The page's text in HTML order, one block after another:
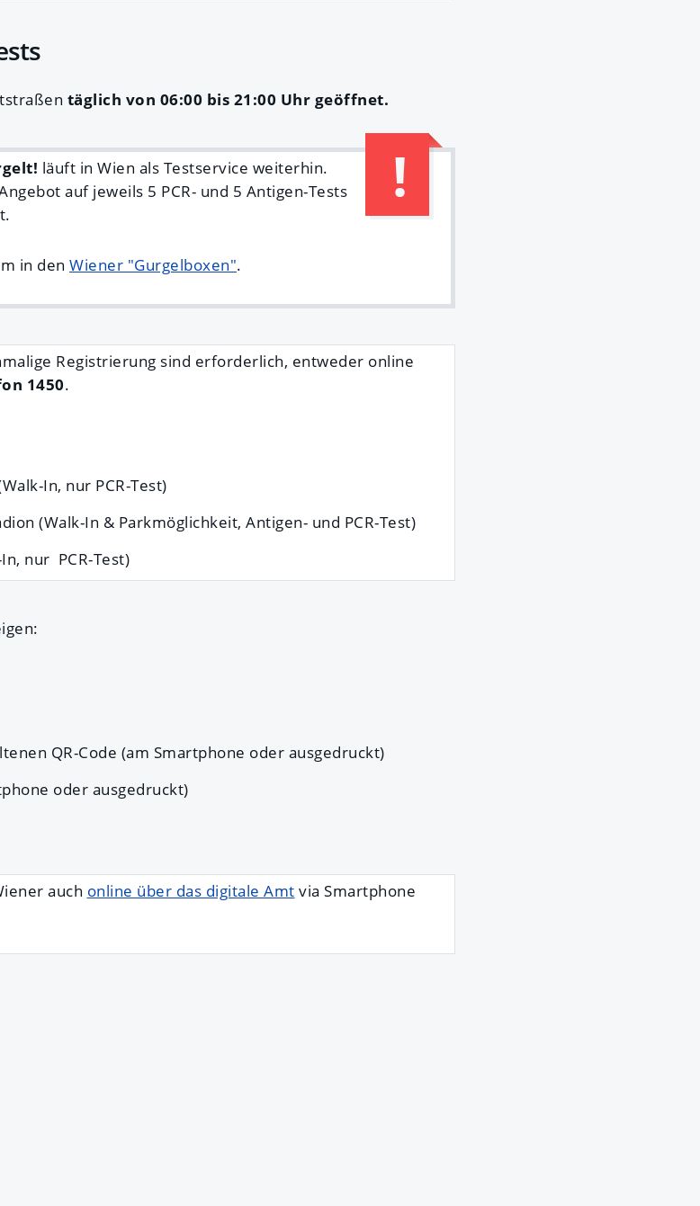
täglich von 06:00 bis 21:00 Uhr geöffnet.
läuft in Wien als Testservice weiterhin.
auf jeweils 5 PCR- und 5 Antigen-Tests
in den Wiener "Gurgelboxen".
Registrierung sind erforderlich, entweder online
1450.
In, nur PCR-Test)
(Walk-In & Parkmöglichkeit, Antigen- und PCR-Test)
nur PCR-Test)
QR-Code (am Smartphone oder ausgedruckt)
oder ausgedruckt)
auch online über das digitale Amt via Smartphone